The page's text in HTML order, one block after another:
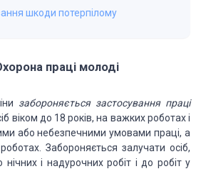
шкоди потерпілому
праці молоді
забороняється застосування праці
віком до 18 років, на важких роботах і
або небезпечними умовами праці, а
Забороняється залучати осіб,
і надурочних робіт і до робіт у